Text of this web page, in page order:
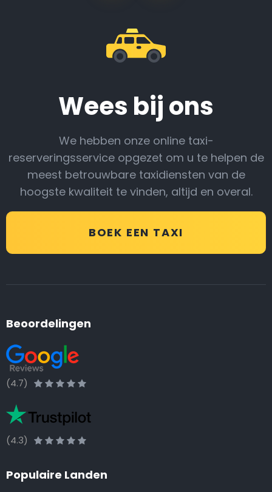
Wees bij ons
We hebben onze online taxi-
reserveringsservice opgezet om u te helpen de
meest betrouwbare taxidiensten van de
hoogste kwaliteit te vinden, altijd en overal.
BOEK EEN TAXI
Beoordelingen
(4.7)
(4.3)
Populaire Landen